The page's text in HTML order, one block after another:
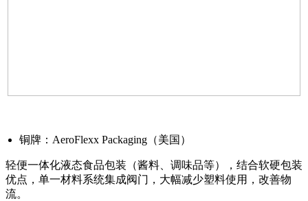
铜牌：AeroFlexx Packaging（美国）
轻便一体化液态食品包装（酱料、调味品等），结合软硬包装
优点，单一材料系统集成阀门，大幅减少塑料使用，改善物
流。